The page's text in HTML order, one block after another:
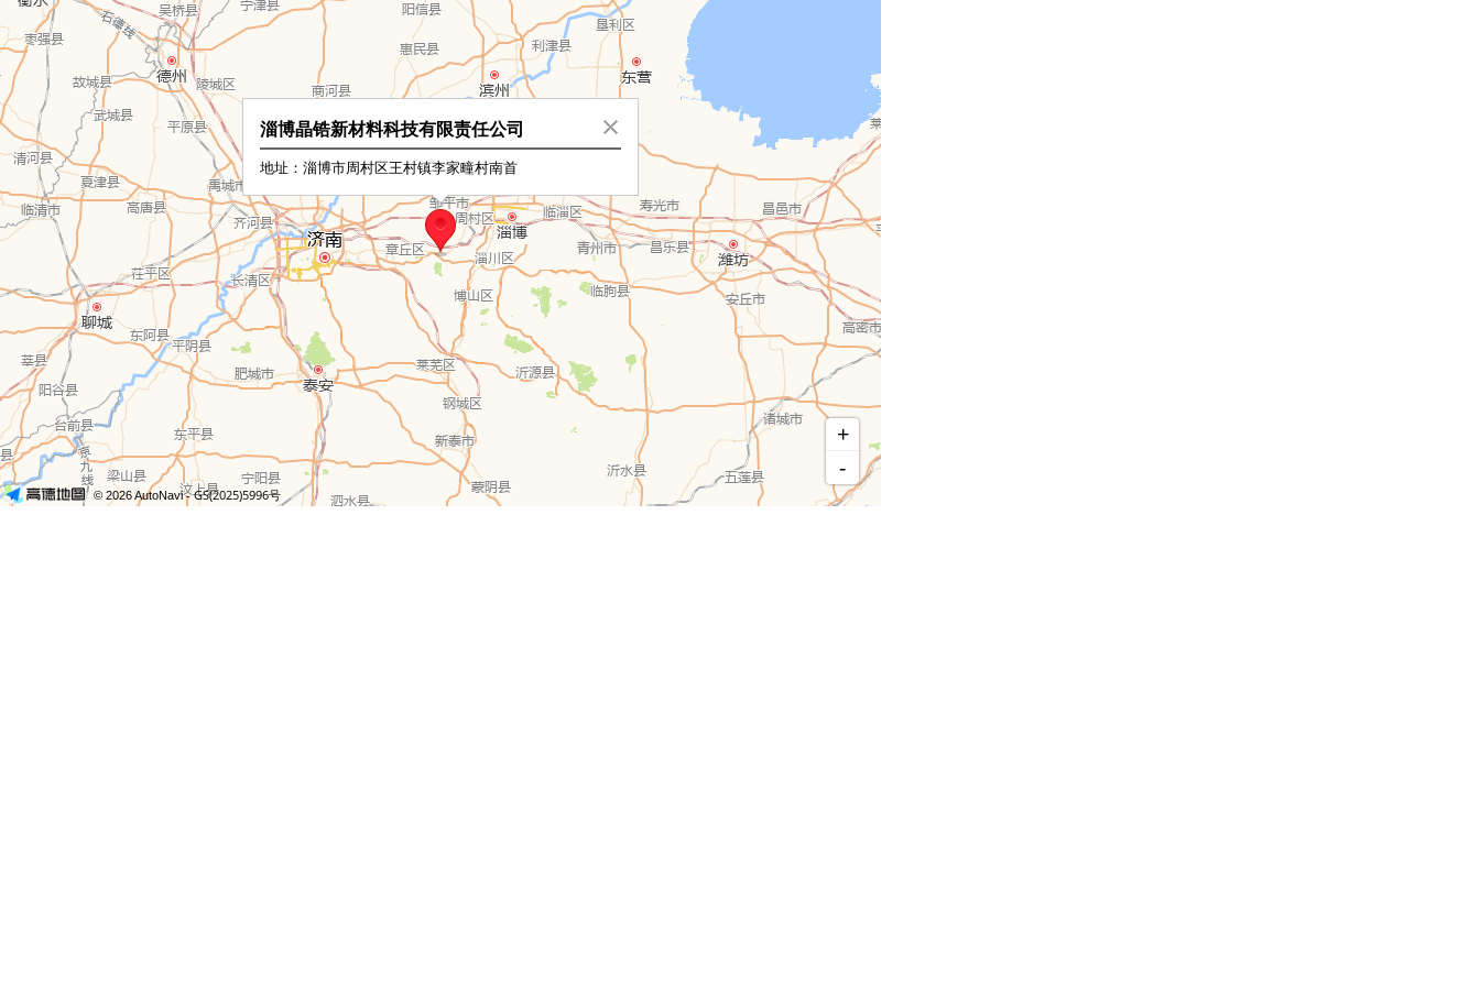
淄博晶锆新材料科技有限责任公司
地址：淄博市周村区王村镇李家疃村南首
+
-
© 2026 AutoNavi- GS(2025)5996号